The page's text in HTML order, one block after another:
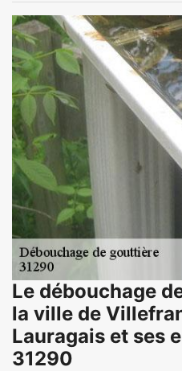
Le débouchage
la ville de
Lauragais et ses
31290